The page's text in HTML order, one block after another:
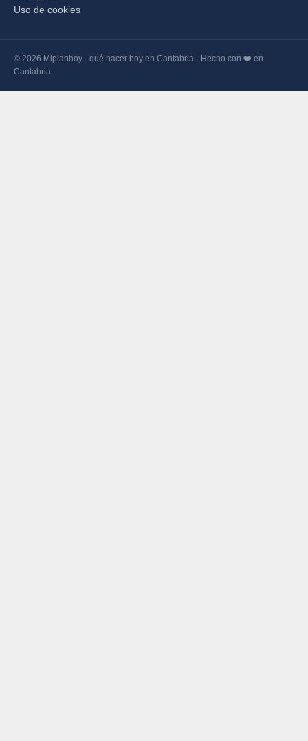
Uso de cookies
© 2026 Miplanhoy - qué hacer hoy en Cantabria · Hecho con ❤️ en
Cantabria